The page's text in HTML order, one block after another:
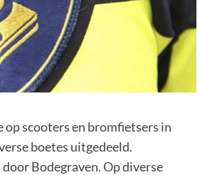
op scooters en bromfietsers in
boetes uitgedeeld.
Bodegraven. Op diverse